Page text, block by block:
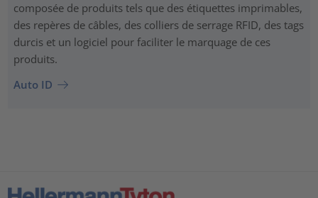
composée de produits tels que des étiquettes imprimables,
des repères de câbles, des colliers de serrage RFID, des tags
durcis et un logiciel pour faciliter le marquage de ces
produits.
Auto ID